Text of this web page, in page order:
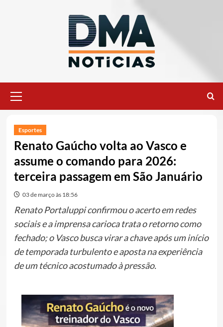
principal
Esportes
Renato Gaúcho volta ao Vasco e
assume o comando para 2026:
terceira passagem em São Januário
03 de março às 18:56
Renato Portaluppi confirmou o acerto em redes
sociais e a imprensa carioca trata o retorno como
fechado; o Vasco busca virar a chave após um início
de temporada turbulento e aposta na experiência
de um técnico acostumado à pressão.